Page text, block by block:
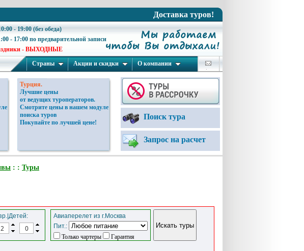
Доставка туров!
- 19:00 (без обеда)
- 17:00 по предварительной записи
- ВЫХОДНЫЕ
Страны Акции и скидки О компании
Турция.
Лучшие цены
от ведущих туроператоров.
Смотрите цены в нашем модуле
поиска туров
Покупайте по лучшей цене!
Поиск тура
Запрос на расчет
: : Туры
Авиаперелет из г.Москва
Пит.:
Только чартеры
Гарантия